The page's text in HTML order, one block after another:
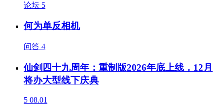
论坛 5
何为单反相机
问答 4
仙剑四十九周年：重制版2026年底上线，12月
将办大型线下庆典
5 08.01